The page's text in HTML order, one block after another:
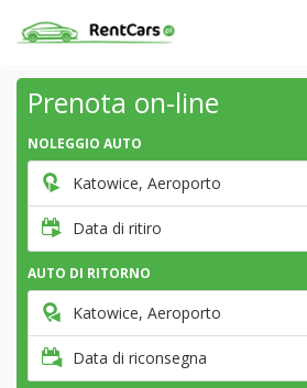
Prenota on-line
NOLEGGIO AUTO
Katowice, Aeroporto
Data di ritiro
AUTO DI RITORNO
Katowice, Aeroporto
Data di riconsegna